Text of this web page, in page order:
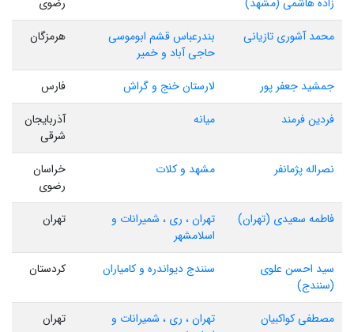
محمد آشوری تازیانی
بندرعباس قشم ابوموسی
حاجی آباد و خمیر
هرمزگان
جمشید جعفر پور لارستان خنج و گراش
فارس
فردین فرمند
میانه
آذربایجان
شرقی
نصراله پژمانفر
مشهد و کلات
خراسان
رضوی
فاطمه سعیدی (تهران)
تهران ، ری ، شمیرانات و
اسلامشهر
تهران
سید احسن علوی
(سنندج)
سنندج دیواندره و کامیاران کردستان
مصطفی کواکبیان
تهران ، ری ، شمیرانات و
تهران